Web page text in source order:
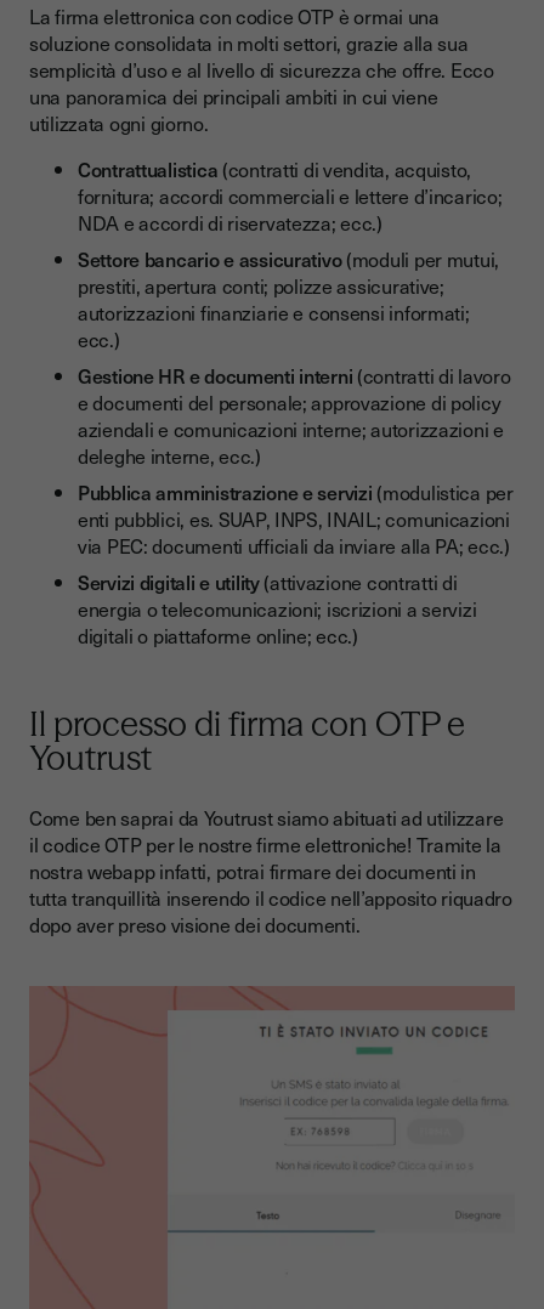
La firma elettronica con codice OTP è ormai una
soluzione consolidata in molti settori, grazie alla sua
semplicità d’uso e al livello di sicurezza che offre. Ecco
una panoramica dei principali ambiti in cui viene
utilizzata ogni giorno.
Contrattualistica (contratti di vendita, acquisto,
fornitura; accordi commerciali e lettere d’incarico;
NDA e accordi di riservatezza; ecc.)
Settore bancario e assicurativo(moduli per mutui,
prestiti, apertura conti; polizze assicurative;
autorizzazioni finanziarie e consensi informati;
ecc.)
Gestione HR e documenti interni (contratti di lavoro
e documenti del personale; approvazione di policy
aziendali e comunicazioni interne; autorizzazioni e
deleghe interne, ecc.)
Pubblica amministrazione e servizi (modulistica per
enti pubblici, es. SUAP, INPS, INAIL; comunicazioni
via PEC: documenti ufficiali da inviare alla PA; ecc.)
Servizi digitali e utility(attivazione contratti di
energia o telecomunicazioni; iscrizioni a servizi
digitali o piattaforme online; ecc.)
Il processo di firma con OTP e
Youtrust
Come ben saprai da Youtrust siamo abituati ad utilizzare
il codice OTP per le nostre firme elettroniche! Tramite la
nostra webapp infatti, potrai firmare dei documenti in
tutta tranquillità inserendo il codice nell’apposito riquadro
dopo aver preso visione dei documenti.